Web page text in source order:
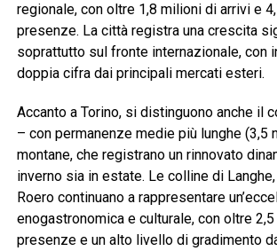
regionale, con oltre 1,8 milioni di arrivi e
presenze. La città registra una crescita
soprattutto sul fronte internazionale, con
doppia cifra dai principali mercati esteri.
Accanto a Torino, si distinguono anche il
– con permanenze medie più lunghe (3,5
montane, che registrano un rinnovato
inverno sia in estate. Le colline di
Roero continuano a rappresentare
enogastronomica e culturale, con oltre
presenze e un alto livello di gradimento